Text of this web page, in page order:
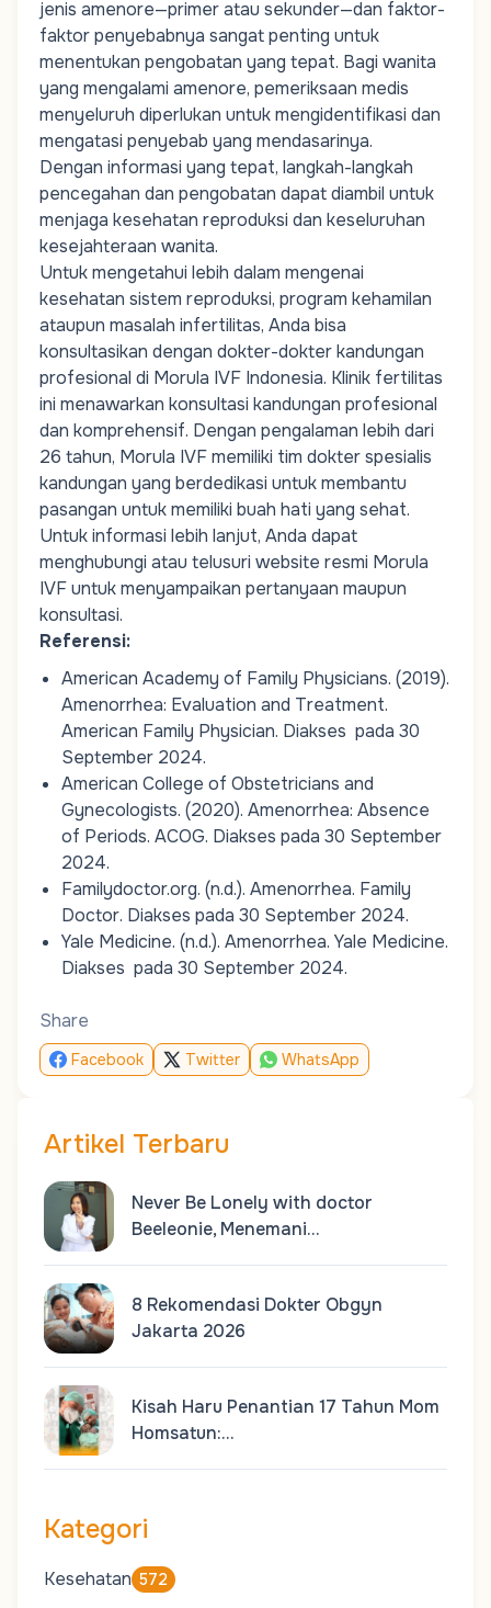
jenis amenore—primer atau sekunder—dan faktor-
faktor penyebabnya sangat penting untuk
menentukan pengobatan yang tepat. Bagi wanita
yang mengalami amenore, pemeriksaan medis
menyeluruh diperlukan untuk mengidentifikasi dan
mengatasi penyebab yang mendasarinya.
Dengan informasi yang tepat, langkah-langkah
pencegahan dan pengobatan dapat diambil untuk
menjaga kesehatan reproduksi dan keseluruhan
kesejahteraan wanita.
Untuk mengetahui lebih dalam mengenai
kesehatan sistem reproduksi, program kehamilan
ataupun masalah infertilitas, Anda bisa
konsultasikan dengan dokter-dokter kandungan
profesional di Morula IVF Indonesia. Klinik fertilitas
ini menawarkan konsultasi kandungan profesional
dan komprehensif. Dengan pengalaman lebih dari
26 tahun, Morula IVF memiliki tim dokter spesialis
kandungan yang berdedikasi untuk membantu
pasangan untuk memiliki buah hati yang sehat.
Untuk informasi lebih lanjut, Anda dapat
menghubungi atau telusuri website resmi Morula
IVF untuk menyampaikan pertanyaan maupun
konsultasi.
Referensi:
American Academy of Family Physicians. (2019).
Amenorrhea: Evaluation and Treatment.
American Family Physician. Diakses pada 30
September 2024.
American College of Obstetricians and
Gynecologists. (2020). Amenorrhea: Absence
of Periods. ACOG. Diakses pada 30 September
2024.
Familydoctor.org. (n.d.). Amenorrhea. Family
Doctor. Diakses pada 30 September 2024.
Yale Medicine. (n.d.). Amenorrhea. Yale Medicine.
Diakses pada 30 September 2024.
Share
Facebook Twitter WhatsApp
Artikel Terbaru
Never Be Lonely with doctor
Beeleonie, Menemani…
8 Rekomendasi Dokter Obgyn
Jakarta 2026
Kisah Haru Penantian 17 Tahun Mom
Homsatun:…
Kategori
Kesehatan 572